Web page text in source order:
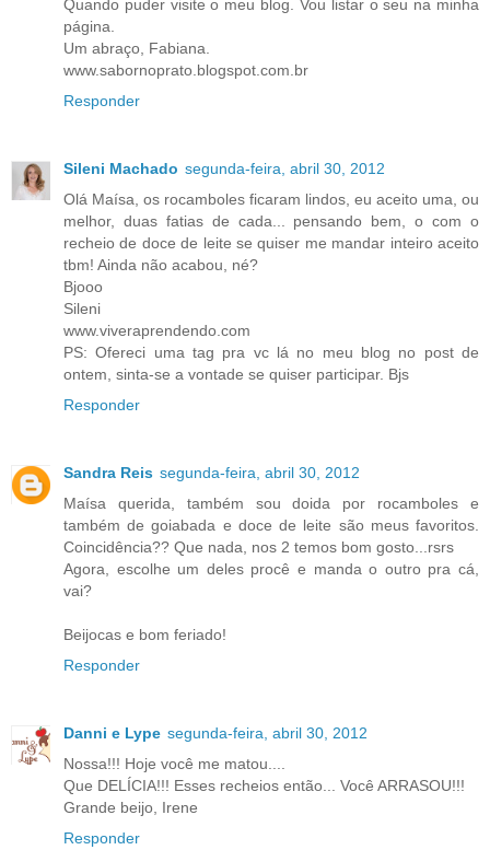
Quando puder visite o meu blog. Vou listar o seu na minha
página.
Um abraço, Fabiana.
www.sabornoprato.blogspot.com.br
Responder
Sileni Machado segunda-feira, abril 30, 2012
Olá Maísa, os rocamboles ficaram lindos, eu aceito uma, ou
melhor, duas fatias de cada... pensando bem, o com o
recheio de doce de leite se quiser me mandar inteiro aceito
tbm! Ainda não acabou, né?
Bjooo
Sileni
www.viveraprendendo.com
PS: Ofereci uma tag pra vc lá no meu blog no post de
ontem, sinta-se a vontade se quiser participar. Bjs
Responder
Sandra Reis segunda-feira, abril 30, 2012
Maísa querida, também sou doida por rocamboles e
também de goiabada e doce de leite são meus favoritos.
Coincidência?? Que nada, nos 2 temos bom gosto...rsrs
Agora, escolhe um deles procê e manda o outro pra cá,
vai?
Beijocas e bom feriado!
Responder
Danni e Lype segunda-feira, abril 30, 2012
Nossa!!! Hoje você me matou....
Que DELÍCIA!!! Esses recheios então... Você ARRASOU!!!
Grande beijo, Irene
Responder